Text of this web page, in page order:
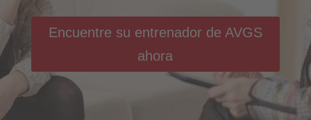
Encuentre su entrenador de AVGS
ahora